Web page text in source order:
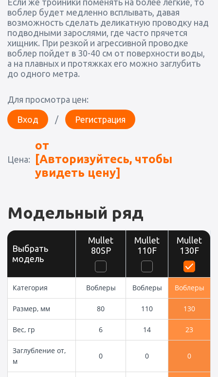
Если же тройники поменять на более легкие, то
воблер будет медленно всплывать, давая
возможность сделать деликатную проводку над
подводными зарослями, где часто прячется
хищник. При резкой и агрессивной проводке
воблер пойдет в 30-40 см от поверхности воды,
а на плавных и протяжках его можно заглубить
до одного метра.
Для просмотра цен:
Вход / Регистрация
Цена:
от
[Авторизуйтесь, чтобы
увидеть цену]
Модельный ряд
Выбрать
модель
Mullet
80SP
Mullet
110F
Mullet
130F
Категория Воблеры Воблеры Воблеры
Размер, мм 80 110 130
Вес, гр 6 14 23
Заглубление от,
м
0 0 0